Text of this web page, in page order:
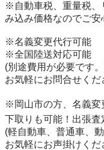
※自動車税、重量税、
み込み価格なのでご安
※名義変更代行可能
※全国陸送対応可能
(別途費用が必要です
お気軽にお問合せくだ
※岡山市の方、名義変
下取りも可能！出張
(軽自動車、普通車、
お気軽にお声掛けくだ